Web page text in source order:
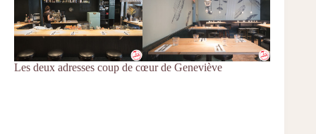
Les deux adresses coup de cœur de Geneviève